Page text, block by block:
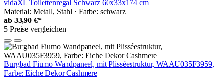
vidaXL Toilettenregal Schwarz 60x33x174 cm
Material: Metall, Stahl · Farbe: schwarz
ab 33,90 €*
5 Preise vergleichen
Burgbad Fiumo Wandpaneel, mit Plisséestruktur, WAAU035F3959,
Farbe: Eiche Dekor Cashmere